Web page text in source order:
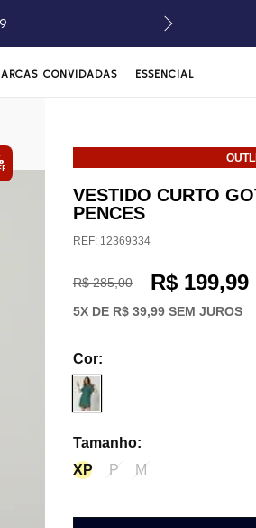
CONVIDADAS ESSENCIAL
VESTIDO CURTO
PENCES
REF: 12369334
R$ 285,00 R$ 199,99
5X DE R$ 39,99SEM JUROS
Cor:
Tamanho:
XP
P M